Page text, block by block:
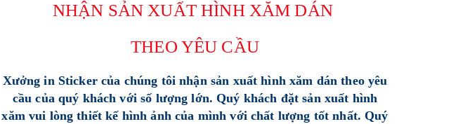
NHẬN SẢN XUẤT HÌNH XĂM DÁN
THEO YÊU CẦU
Xưởng in Sticker của chúng tôi nhận sản xuất hình xăm dán theo yêu
cầu của quý khách với số lượng lớn. Quý khách đặt sản xuất hình
xăm vui lòng thiết kế hình ảnh của mình với chất lượng tốt nhất. Quý